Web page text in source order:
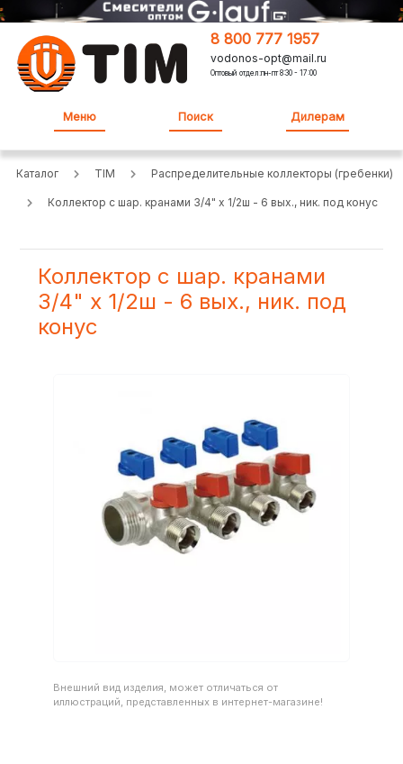
8 800 777 1957
vodonos-opt@mail.ru
Оптовый отдел:пн-пт 8:30 - 17:00
Меню Поиск Дилерам
Каталог TIM Распределительные коллекторы (гребенки)
Коллектор с шар. кранами 3/4" х 1/2ш - 6 вых., ник. под конус
Коллектор с шар. кранами
3/4" х 1/2ш - 6 вых., ник. под
конус
Внешний вид изделия, может отличаться от
иллюстраций, представленных в интернет-магазине!